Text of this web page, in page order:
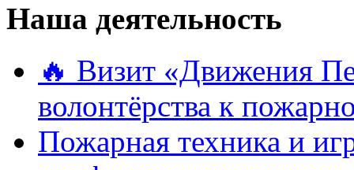
Наша деятельность
🔥 Визит «Движения
волонтёрства к
Пожарная техника и